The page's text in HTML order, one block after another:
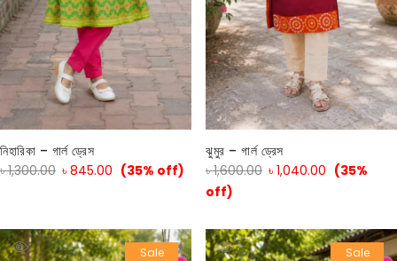
নিহারিকা – গার্ল ড্রেস
৳1,300.00 ৳ 845.00 (35% off)
ঝুমুর – গার্ল ড্রেস
৳1,600.00 ৳ 1,040.00 (35%
off)
Sale Sale